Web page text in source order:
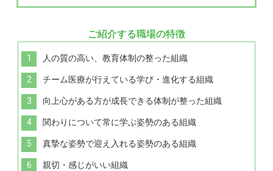
ご紹介する職場の特徴
人の質の高い、教育体制の整った組織
チーム医療が行えている学び・進化する組織
向上心がある方が成長できる体制が整った組織
関わりについて常に学ぶ姿勢のある組織
真摯な姿勢で迎え入れる姿勢のある組織
親切・感じがいい組織